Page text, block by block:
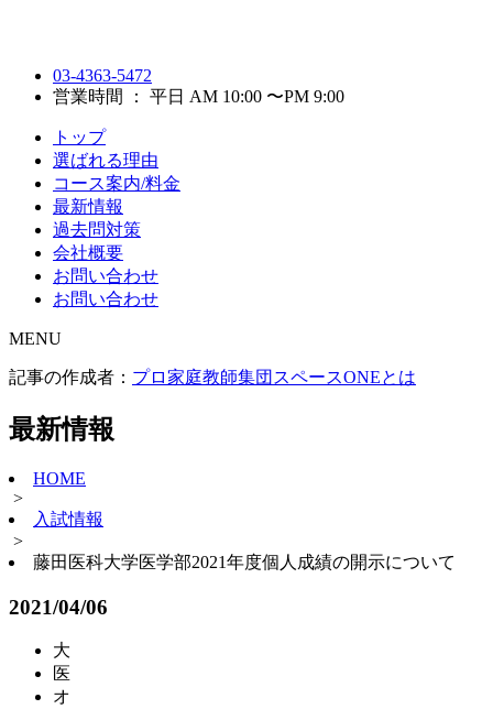
03-4363-5472
営業時間 ： 平日 AM 10:00 〜PM 9:00
トップ
選ばれる理由
コース案内/料金
最新情報
過去問対策
会社概要
お問い合わせ
お問い合わせ
MENU
記事の作成者： プロ家庭教師集団スペースONEとは
最新情報
HOME
>
入試情報
>
藤田医科大学医学部2021年度個人成績の開示について
2021/04/06
大
医
オ